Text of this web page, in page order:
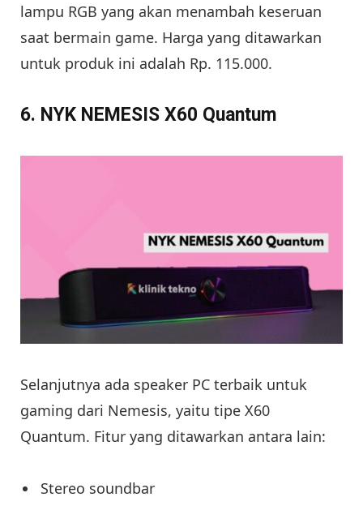
lampu RGB yang akan menambah keseruan
saat bermain game. Harga yang ditawarkan
untuk produk ini adalah Rp. 115.000.
6. NYK NEMESIS X60 Quantum
Selanjutnya ada speaker PC terbaik untuk
gaming dari Nemesis, yaitu tipe X60
Quantum. Fitur yang ditawarkan antara lain:
Stereo soundbar